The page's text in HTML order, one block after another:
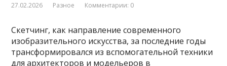
27.02.2026 Разное Комментарии: 0
Скетчинг, как направление современного
изобразительного искусства, за последние годы
трансформировался из вспомогательной техники
для архитекторов и модельеров в